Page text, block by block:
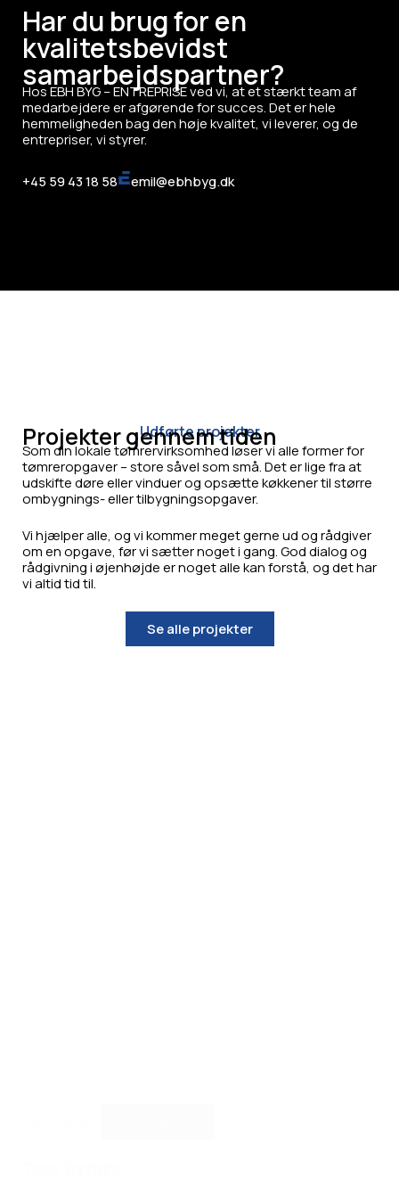
Har du brug for en
kvalitetsbevidst
samarbejdspartner?
Hos EBH BYG – ENTREPRISE ved vi, at et stærkt team af
medarbejdere er afgørende for succes. Det er hele
hemmeligheden bag den høje kvalitet, vi leverer, og de
entrepriser, vi styrer.
+45 59 43 18 58 emil@ebhbyg.dk
Udførte projekter
Projekter gennem tiden
Som din lokale tømrervirksomhed løser vi alle former for
tømreropgaver – store såvel som små. Det er lige fra at
udskifte døre eller vinduer og opsætte køkkener til større
ombygnings- eller tilbygningsopgaver.
Vi hjælper alle, og vi kommer meget gerne ud og rådgiver
om en opgave, før vi sætter noget i gang. God dialog og
rådgivning i øjenhøjde er noget alle kan forstå, og det har
vi altid tid til.
Se alle projekter